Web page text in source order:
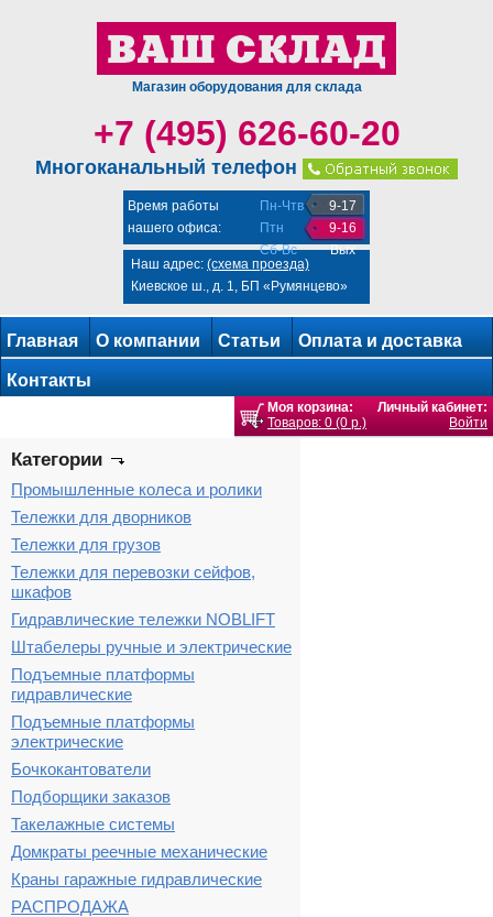
Магазин оборудования для склада
+7 (495) 626-60-20
Многоканальный телефон
Время работы
нашего офиса:
Пн-Чтв
Птн
Сб-Вс
9-17
9-16
Вых
Наш адрес: (схема проезда)
Киевское ш., д. 1, БП «Румянцево»
Главная О компании Статьи Оплата и доставка
Контакты
Моя корзина:
Товаров: 0 (0 р.)
Личный кабинет:
Войти
Категории
Промышленные колеса и ролики
Тележки для дворников
Тележки для грузов
Тележки для перевозки сейфов,
шкафов
Гидравлические тележки NOBLIFT
Штабелеры ручные и электрические
Подъемные платформы
гидравлические
Подъемные платформы
электрические
Бочкокантователи
Подборщики заказов
Такелажные системы
Домкраты реечные механические
Краны гаражные гидравлические
РАСПРОДАЖА